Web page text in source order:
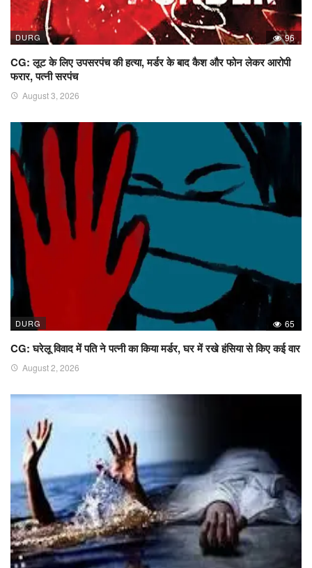
DURG 96
CG: लूट के लिए उपसरपंच की हत्या, मर्डर के बाद कैश और फोन लेकर आरोपी
फरार, पत्नी सरपंच
August 3, 2026
DURG 65
CG: घरेलू विवाद में पति ने पत्नी का किया मर्डर, घर में रखे हंसिया से किए कई वार
August 2, 2026